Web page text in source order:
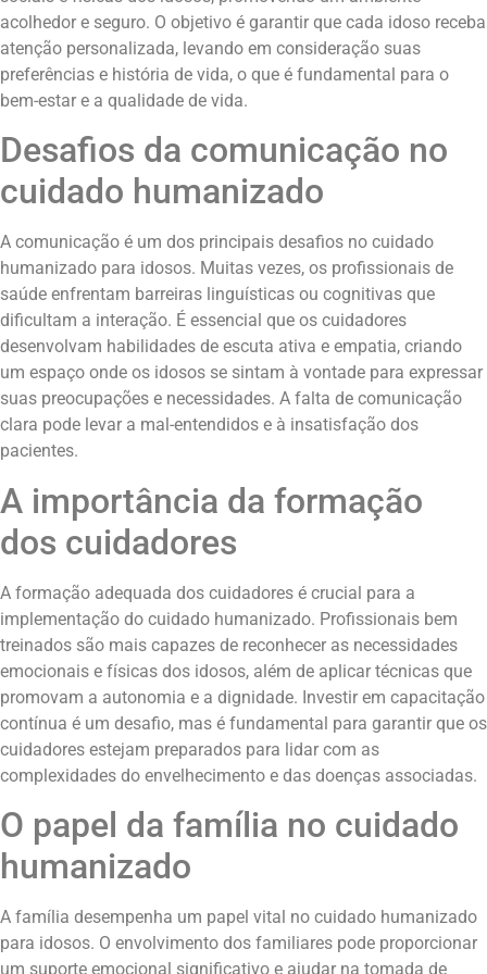
acolhedor e seguro. O objetivo é garantir que cada idoso receba
atenção personalizada, levando em consideração suas
preferências e história de vida, o que é fundamental para o
bem-estar e a qualidade de vida.
Desafios da comunicação no
cuidado humanizado
A comunicação é um dos principais desafios no cuidado
humanizado para idosos. Muitas vezes, os profissionais de
saúde enfrentam barreiras linguísticas ou cognitivas que
dificultam a interação. É essencial que os cuidadores
desenvolvam habilidades de escuta ativa e empatia, criando
um espaço onde os idosos se sintam à vontade para expressar
suas preocupações e necessidades. A falta de comunicação
clara pode levar a mal-entendidos e à insatisfação dos
pacientes.
A importância da formação
dos cuidadores
A formação adequada dos cuidadores é crucial para a
implementação do cuidado humanizado. Profissionais bem
treinados são mais capazes de reconhecer as necessidades
emocionais e físicas dos idosos, além de aplicar técnicas que
promovam a autonomia e a dignidade. Investir em capacitação
contínua é um desafio, mas é fundamental para garantir que os
cuidadores estejam preparados para lidar com as
complexidades do envelhecimento e das doenças associadas.
O papel da família no cuidado
humanizado
A família desempenha um papel vital no cuidado humanizado
para idosos. O envolvimento dos familiares pode proporcionar
um suporte emocional significativo e ajudar na tomada de